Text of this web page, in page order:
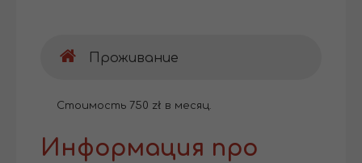
Проживание
Стоимость 750 zł в месяц.
Информация про